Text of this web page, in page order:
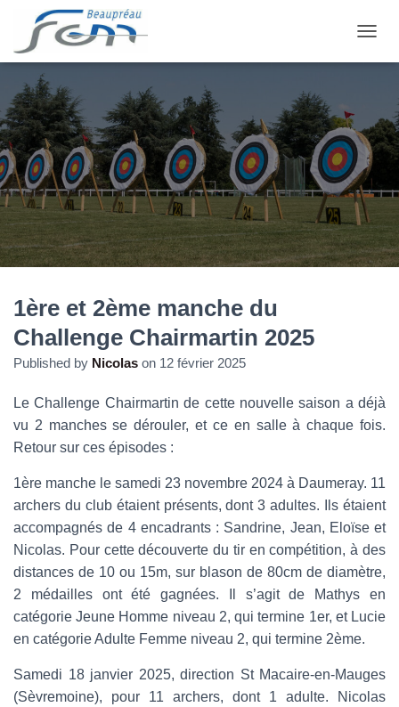
1ère et 2ème manche du
Challenge Chairmartin 2025
Published by Nicolas on 12 février 2025
Le Challenge Chairmartin de cette nouvelle saison a déjà
vu 2 manches se dérouler, et ce en salle à chaque fois.
Retour sur ces épisodes :
1ère manche le samedi 23 novembre 2024 à Daumeray. 11
archers du club étaient présents, dont 3 adultes. Ils étaient
accompagnés de 4 encadrants : Sandrine, Jean, Eloïse et
Nicolas. Pour cette découverte du tir en compétition, à des
distances de 10 ou 15m, sur blason de 80cm de diamètre,
2 médailles ont été gagnées. Il s’agit de Mathys en
catégorie Jeune Homme niveau 2, qui termine 1er, et Lucie
en catégorie Adulte Femme niveau 2, qui termine 2ème.
Samedi 18 janvier 2025, direction St Macaire-en-Mauges
(Sèvremoine), pour 11 archers, dont 1 adulte. Nicolas